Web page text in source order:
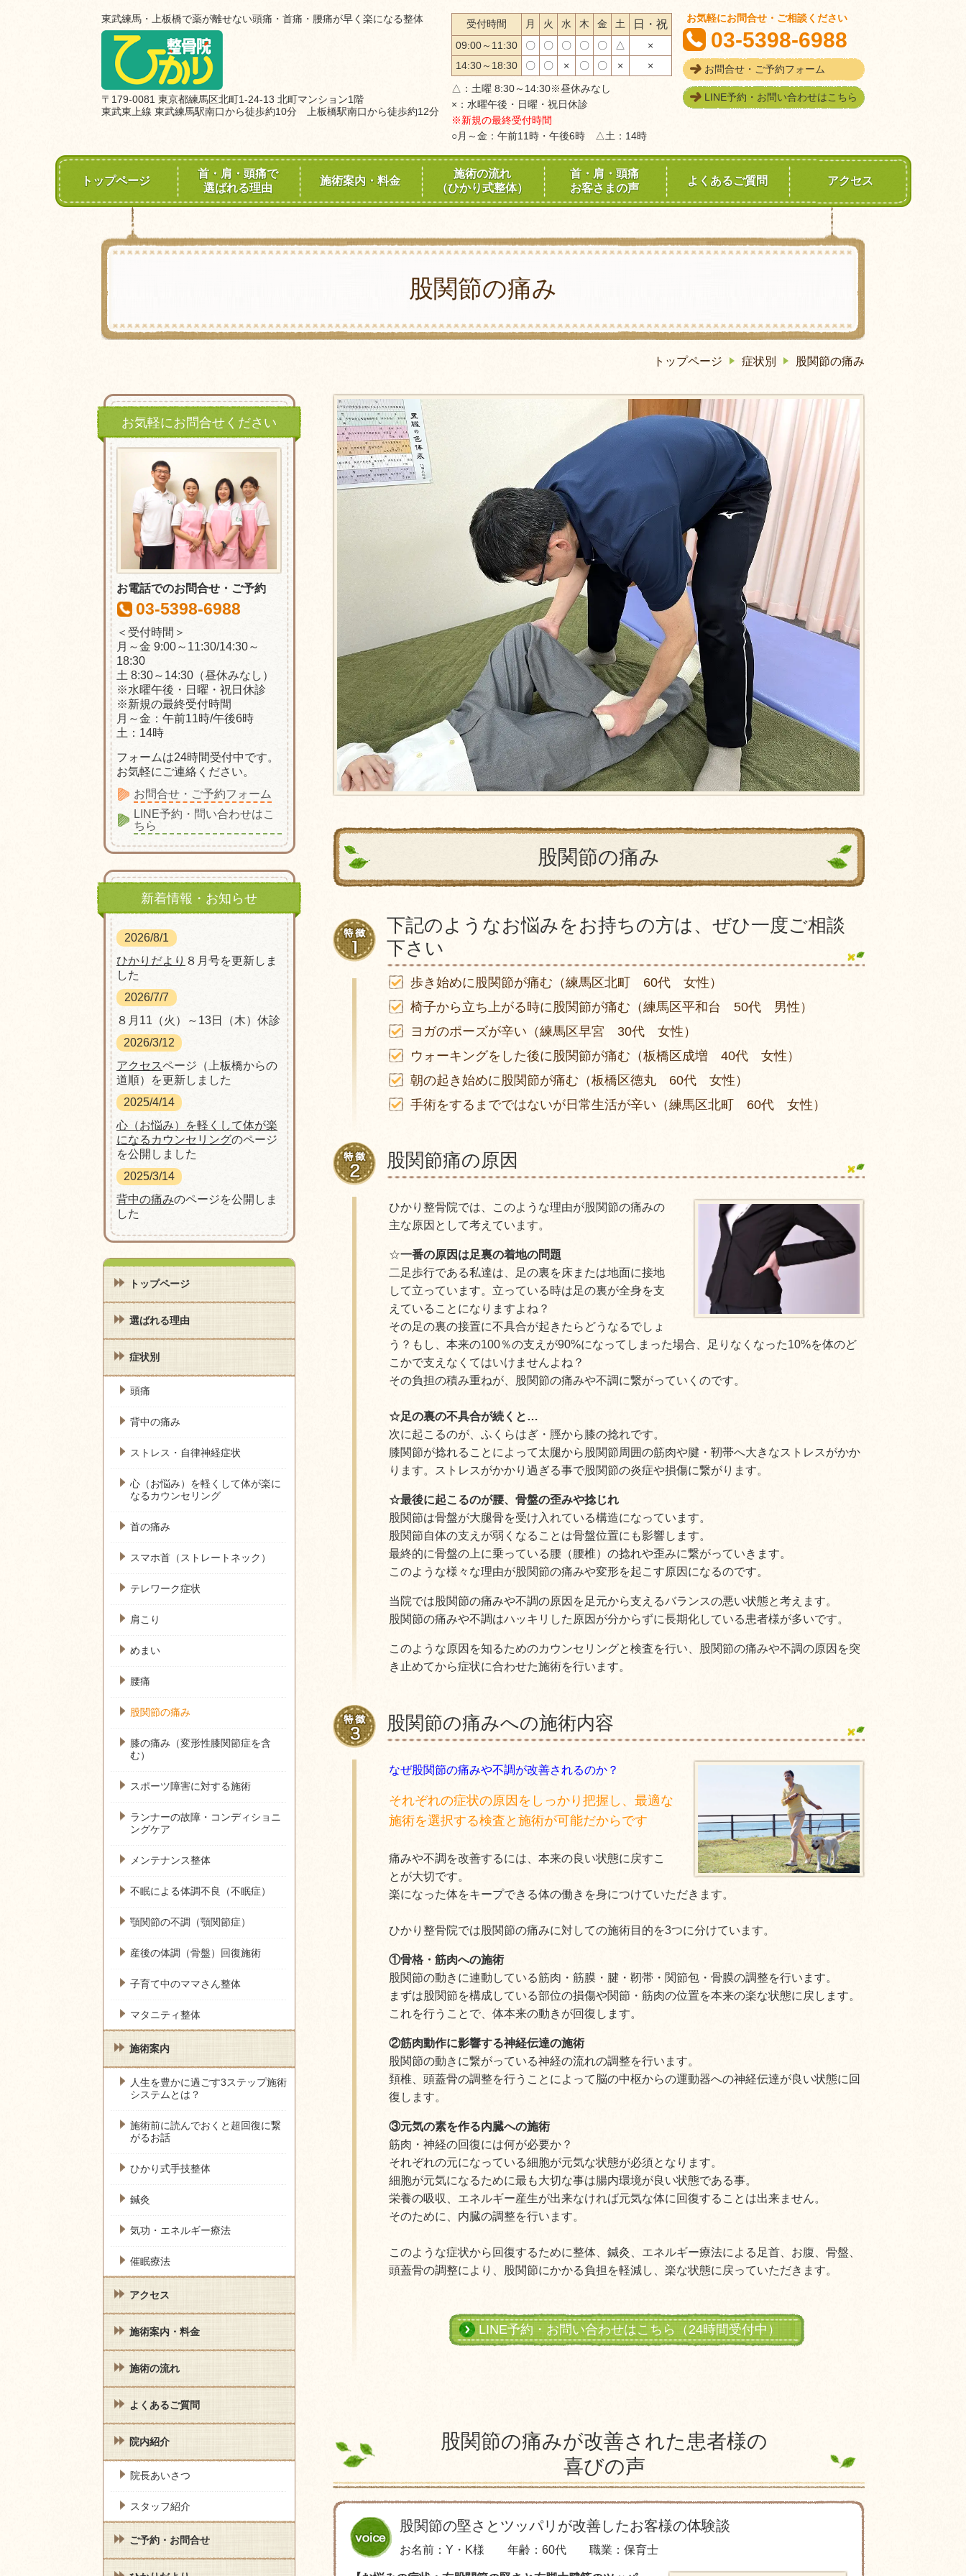
東武練馬・上板橋で薬が離せない頭痛・首痛・腰痛が早く楽になる整体
〒179-0081 東京都練馬区北町1-24-13 北町マンション1階
東武東上線 東武練馬駅南口から徒歩約10分 上板橋駅南口から徒歩約12分
受付時間 月 火 水 木 金 土 日・ 祝
09:00～11:30 〇 〇 〇 〇 〇 △
×
14:30～18:30
〇 〇 × 〇 〇 × ×
△： 土曜 8:30～14:30※昼休みなし
×：水曜午後・日曜・祝日休診
※新規の最終受付時間
○月～金：午前11時・午後6時 △土：14時
お気軽にお問合せ・ご相談ください
03-5398-6988
お問合せ・ご予約フォーム
LINE予約・お問い合わせはこちら
トップページ
首・肩・頭痛で
選ばれる理由
施術案内・料金
施術の流れ
（ひかり式整体）
首・肩・頭痛
お客さまの声
よくあるご質問 アクセス
股関節の痛み
トップページ 症状別 股関節の痛み
股関節の痛み
下記のようなお悩みをお持ちの方は、ぜひ一度ご相談
下さい
歩き始めに股関節が痛む（練馬区北町 60代 女性）
椅子から立ち上がる時に股関節が痛む（練馬区平和台 50代 男性）
ヨガのポーズが辛い（練馬区早宮 30代 女性）
ウォーキングをした後に股関節が痛む（板橋区成増 40代 女性）
朝の起き始めに股関節が痛む（板橋区徳丸 60代 女性）
手術をするまでではないが日常生活が辛い（練馬区北町 60代 女性）
股関節痛の原因
ひかり整骨院では、このような理由が股関節の痛みの
主な原因として考えています。
☆一番の原因は足裏の着地の問題
二足歩行である私達は、足の裏を床または地面に接地
して立っています。立っている時は足の裏が全身を支
えていることになりますよね？
その足の裏の接置に不具合が起きたらどうなるでしょ
う？もし、本来の100％の支えが90%になってしまった場合、足りなくなった10%を体のど
こかで支えなくてはいけませんよね？
その負担の積み重ねが、股関節の痛みや不調に繋がっていくのです。
☆足の裏の不具合が続くと…
次に起こるのが、ふくらはぎ・脛から膝の捻れです。
膝関節が捻れることによって太腿から股関節周囲の筋肉や腱・靭帯へ大きなストレスがかか
ります。ストレスがかかり過ぎる事で股関節の炎症や損傷に繋がります。
☆最後に起こるのが腰、骨盤の歪みや捻じれ
股関節は骨盤が大腿骨を受け入れている構造になっています。
股関節自体の支えが弱くなることは骨盤位置にも影響します。
最終的に骨盤の上に乗っている腰（腰椎）の捻れや歪みに繋がっていきます。
このような様々な理由が股関節の痛みや変形を起こす原因になるのです。
当院では股関節の痛みや不調の原因を足元から支えるバランスの悪い状態と考えます。
股関節の痛みや不調はハッキリした原因が分からずに長期化している患者様が多いです。
このような原因を知るためのカウンセリングと検査を行い、股関節の痛みや不調の原因を突
き止めてから症状に合わせた施術を行います。
股関節の痛みへの施術内容
なぜ股関節の痛みや不調が改善されるのか？
それぞれの症状の原因をしっかり把握し、最適な
施術を選択する検査と施術が可能だからです
痛みや不調を改善するには、本来の良い状態に戻すこ
とが大切です。
楽になった体をキープできる体の働きを身につけていただきます。
ひかり整骨院では股関節の痛みに対しての施術目的を3つに分けています。
①骨格・筋肉への施術
股関節の動きに連動している筋肉・筋膜・腱・靭帯・関節包・骨膜の調整を行います。
まずは股関節を構成している部位の損傷や関節・筋肉の位置を本来の楽な状態に戻します。
これを行うことで、体本来の動きが回復します。
②筋肉動作に影響する神経伝達の施術
股関節の動きに繋がっている神経の流れの調整を行います。
頚椎、頭蓋骨の調整を行うことによって脳の中枢からの運動器への神経伝達が良い状態に回
復します。
③元気の素を作る内臓への施術
筋肉・神経の回復には何が必要か？
それぞれの元になっている細胞が元気な状態が必須となります。
細胞が元気になるために最も大切な事は腸内環境が良い状態である事。
栄養の吸収、エネルギー産生が出来なければ元気な体に回復することは出来ません。
そのために、内臓の調整を行います。
このような症状から回復するために整体、鍼灸、エネルギー療法による足首、お腹、骨盤、
頭蓋骨の調整により、股関節にかかる負担を軽減し、楽な状態に戻っていただきます。
LINE予約・お問い合わせはこちら（24時間受付中）
股関節の痛みが改善された患者様の
喜びの声
股関節の堅さとツッパリが改善したお客様の体験談
お名前：Y・K様 年齢：60代 職業：保育士
お気軽にお問合せください
お電話でのお問合せ・ご予約
03-5398-6988
＜受付時間＞
月～金 9:00～11:30/14:30～
18:30
土 8:30～14:30（昼休みなし）
※水曜午後・日曜・祝日休診
※新規の最終受付時間
月～金：午前11時/午後6時
土：14時
フォームは24時間受付中です。
お気軽にご連絡ください。
お問合せ・ご予約フォーム
LINE予約・問い合わせはこ
ちら
新着情報・お知らせ
2026/8/1
ひかりだより ８月号を更新しま
した
2026/7/7
８月11（火）～13日（木）休診
2026/3/12
アクセスページ（上板橋からの
道順）を更新しました
2025/4/14
心（お悩み）を軽くして体が楽
になるカウンセリングのページ
を公開しました
2025/3/14
背中の痛みのページを公開しま
した
トップページ
選ばれる理由
症状別
頭痛
背中の痛み
ストレス・自律神経症状
心（お悩み）を軽くして体が楽に
なるカウンセリング
首の痛み
スマホ首（ストレートネック）
テレワーク症状
肩こり
めまい
腰痛
股関節の痛み
膝の痛み（変形性膝関節症を含
む）
スポーツ障害に対する施術
ランナーの故障・コンディショニ
ングケア
メンテナンス整体
不眠による体調不良（不眠症）
顎関節の不調（顎関節症）
産後の体調（骨盤）回復施術
子育て中のママさん整体
マタニティ整体
施術案内
人生を豊かに過ごす3ステップ施術
システムとは？
施術前に読んでおくと超回復に繋
がるお話
ひかり式手技整体
鍼灸
気功・エネルギー療法
催眠療法
アクセス
施術案内・料金
施術の流れ
よくあるご質問
院内紹介
院長あいさつ
スタッフ紹介
ご予約・お問合せ